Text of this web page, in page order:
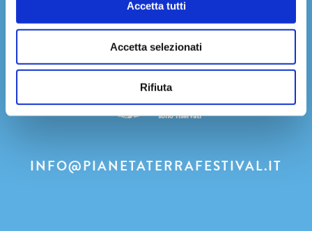
Accetta tutti
Accetta selezionati
Rifiuta
Privacy Policy
Pianeta Terra
Tutti i diritti
sono riservati
INFO@PIANETATERRAFESTIVAL.IT